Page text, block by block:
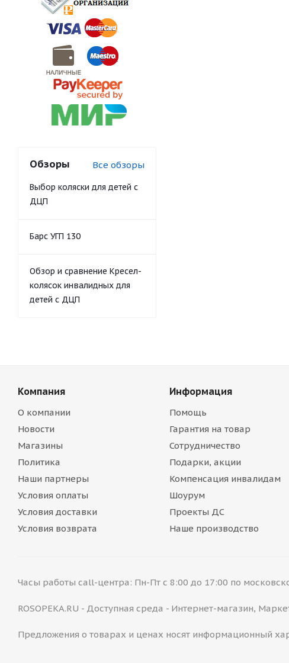
Обзоры Все обзоры
Выбор коляски для детей с
ДЦП
Барс УГП 130
Обзор и сравнение Кресел-
колясок инвалидных для
детей с ДЦП
Компания
О компании
Новости
Магазины
Политика
Наши партнеры
Условия оплаты
Условия доставки
Условия возврата
Информация
Помощь
Гарантия на товар
Сотрудничество
Подарки, акции
Компенсация инвалидам
Шоурум
Проекты ДС
Наше производство
Часы работы call-центра: Пн-Пт с 8:00 до 17:00 по
ROSOPEKA.RU - Доступная среда - Интернет-магазин,
Предложения о товарах и ценах носят информационный